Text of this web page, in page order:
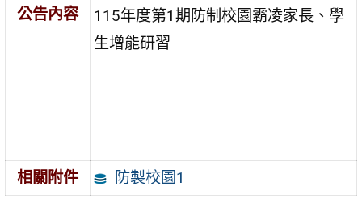
公告內容
115年度第1期防制校園霸凌家長、學
生增能研習
相關附件 防製校園1